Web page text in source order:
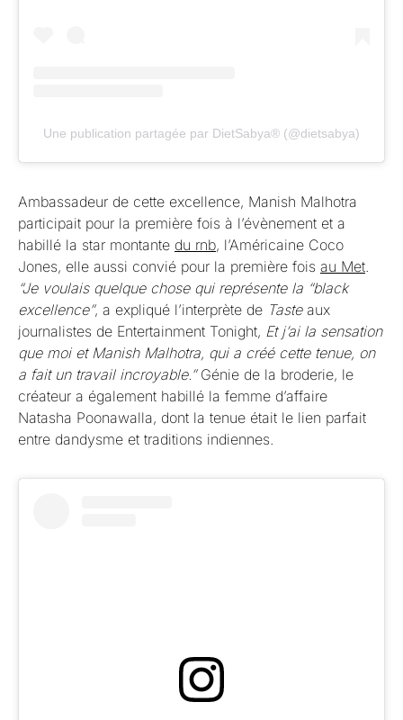
Une publication partagée par DietSabya® (@dietsabya)
Ambassadeur de cette excellence, Manish Malhotra
participait pour la première fois à l’évènement et a
habillé la star montante du rnb, l’Américaine Coco
Jones, elle aussi convié pour la première fois au Met.
“Je voulais quelque chose qui représente la “black
excellence”, a expliqué l’interprète de Tasteaux
journalistes de Entertainment Tonight, Et j’ai la sensation
que moi et Manish Malhotra, qui a créé cette tenue, on
a fait un travail incroyable.”Génie de la broderie, le
créateur a également habillé la femme d’affaire
Natasha Poonawalla, dont la tenue était le lien parfait
entre dandysme et traditions indiennes.